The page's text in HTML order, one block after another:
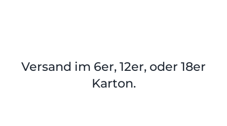
Kontakt
Zubehör
Versand im 6er, 12er, oder 18er
Karton.